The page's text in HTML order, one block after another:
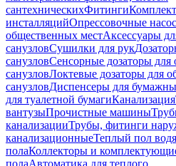
сантехническихФитинги
инсталляцийОпрессовочные
общественных местАксессуары
санузловСушилки для рук
санузловСенсорные дозаторы для
санузловЛоктевые дозаторы для
санузловДиспенсеры для
для туалетной бумагиКанализация
вантузыПрочистные машины
канализацииТрубы, фитинги
канализационныеТеплый пол
полаКоллекторы и
полаАвтоматика для теплого